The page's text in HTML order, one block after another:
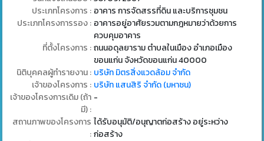
ประเภทโครงการ : อาคาร การจัดสรรที่ดิน และบริการชุมชน
ประเภทโครงการรอง : อาคารอยู่อาศัยรวมตามกฎหมายว่าด้วยการ
ควบคุมอาคาร
ที่ตั้งโครงการ : ถนนอดุลยาราม ตำบลในเมือง อำเภอเมือง
ขอนแก่น จังหวัดขอนแก่น 40000
นิติบุคคลผู้ทำรายงาน : บริษัท มิตรสิ่งแวดล้อม จำกัด
เจ้าของโครงการ : บริษัท แสนสิริ จำกัด (มหาชน)
เจ้าของโครงการเดิม (ถ้า
มี) :
-
สถานภาพของโครงการ
:
ได้รับอนุมัติ/อนุญาตก่อสร้าง อยู่ระหว่าง
ก่อสร้าง